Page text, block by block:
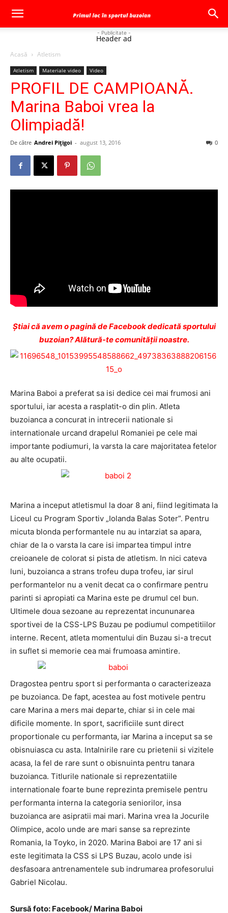
- Publicitate -
Header ad
Acasă Atletism
Atletism Materiale video Video
PROFIL DE CAMPIOANĂ.
Marina Baboi vrea la
Olimpiadă!
De către Andrei Pițigoi - august 13, 2016 0
Ştiai că avem o pagină de Facebook dedicată sportului
buzoian? Alătură-te comunității noastre.
Marina Baboi a preferat sa isi dedice cei mai frumosi ani
sportului, iar acesta a rasplatit-o din plin. Atleta
buzoianca a concurat in intrecerii nationale si
internationale urcand drapelul Romaniei pe cele mai
importante podiumuri, la varsta la care majoritatea fetelor
au alte ocupatii.
Marina a inceput atletismul la doar 8 ani, fiind legitimata la
Liceul cu Program Sportiv „Iolanda Balas Soter”. Pentru
micuta blonda performantele nu au intarziat sa apara,
chiar de la o varsta la care isi impartea timpul intre
creioanele de colorat si pista de atletism. In nici cateva
luni, buzoianca a strans trofeu dupa trofeu, iar sirul
performantelor nu a venit decat ca o confirmare pentru
parinti si apropiati ca Marina este pe drumul cel bun.
Ultimele doua sezoane au reprezentat incununarea
sportivei de la CSS-LPS Buzau pe podiumul competitiilor
interne. Recent, atleta momentului din Buzau si-a trecut
in suflet si memorie cea mai frumoasa amintire.
Dragostea pentru sport si performanta o caracterizeaza
pe buzoianca. De fapt, acestea au fost motivele pentru
care Marina a mers mai departe, chiar si in cele mai
dificile momente. In sport, sacrificiile sunt direct
proportionale cu performanta, iar Marina a inceput sa se
obisnuiasca cu asta. Intalnirile rare cu prietenii si vizitele
acasa, la fel de rare sunt o obisnuinta pentru tanara
buzoianca. Titlurile nationale si reprezentatiile
internationale foarte bune reprezinta premisele pentru
performanta interna la categoria seniorilor, insa
buzoianca are asipratii mai mari. Marina vrea la Jocurile
Olimpice, acolo unde are mari sanse sa reprezinte
Romania, la Toyko, in 2020. Marina Baboi are 17 ani si
este legitimata la CSS si LPS Buzau, acolo unde isi
desfasoara antrenamentele sub indrumarea profesorului
Gabriel Nicolau.
Sursă foto: Facebook/ Marina Baboi